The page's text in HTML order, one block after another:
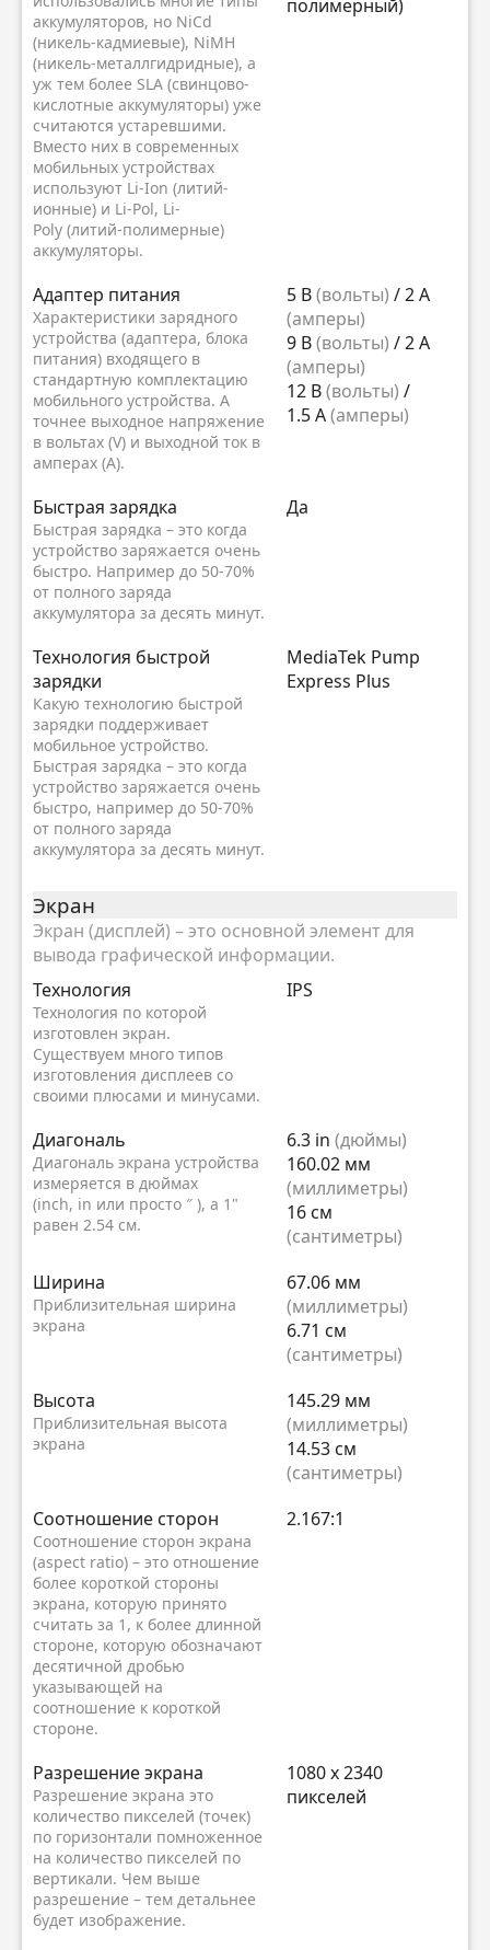
аккумуляторов, но NiCd
(никель-кадмиевые), NiMH
(никель-металлгидридные), а
уж тем более SLA (свинцово-
кислотные аккумуляторы) уже
считаются устаревшими.
Вместо них в современных
мобильных устройствах
используют Li-Ion (литий-
ионные) и Li-Pol, Li-
Poly (литий-полимерные)
аккумуляторы.
полимерный)
Адаптер питания
Характеристики зарядного
устройства (адаптера, блока
питания) входящего в
стандартную комплектацию
мобильного устройства. А
точнее выходное напряжение
в вольтах (V) и выходной ток в
амперах (A).
5 В(вольты) / 2 А
(амперы)
9 В(вольты) / 2 А
(амперы)
12 В(вольты) /
1.5 А(амперы)
Быстрая зарядка
Быстрая зарядка – это когда
устройство заряжается очень
быстро. Например до 50-70%
от полного заряда
аккумулятора за десять минут.
Да
Технология быстрой
зарядки
Какую технологию быстрой
зарядки поддерживает
мобильное устройство.
Быстрая зарядка – это когда
устройство заряжается очень
быстро, например до 50-70%
от полного заряда
аккумулятора за десять минут.
MediaTek Pump
Express Plus
Экран
Экран (дисплей) – это основной элемент для
вывода графической информации.
Технология
Технология по которой
изготовлен экран.
Существуем много типов
изготовления дисплеев со
своими плюсами и минусами.
IPS
Диагональ
Диагональ экрана устройства
измеряется в дюймах
(inch, in или просто ″ ), а 1"
равен 2.54 см.
6.3 in (дюймы)
160.02 мм
(миллиметры)
16 см
(сантиметры)
Ширина
Приблизительная ширина
экрана
67.06 мм
(миллиметры)
6.71 см
(сантиметры)
Высота
Приблизительная высота
экрана
145.29 мм
(миллиметры)
14.53 см
(сантиметры)
Соотношение сторон
Соотношение сторон экрана
(aspect ratio) – это отношение
более короткой стороны
экрана, которую принято
считать за 1, к более длинной
стороне, которую обозначают
десятичной дробью
указывающей на
соотношение к короткой
стороне.
2.167:1
Разрешение экрана
Разрешение экрана это
количество пикселей (точек)
по горизонтали помноженное
на количество пикселей по
вертикали. Чем выше
разрешение – тем детальнее
будет изображение.
1080 x 2340
пикселей